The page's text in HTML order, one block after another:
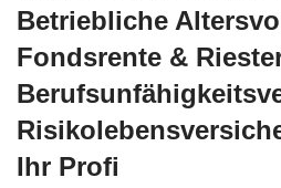
Betriebliche
Fondsrente &
Ihr Profi